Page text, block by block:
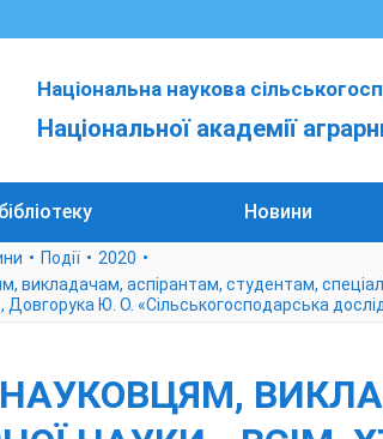
Національна наукова
Національної академії
Новини
Події
2020
викладачам, аспірантам, студентам,
Довгорука Ю. О. «Сільськогосподарська
НАУКОВЦЯМ,